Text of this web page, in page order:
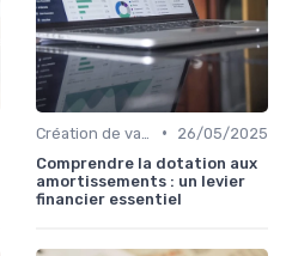
•
26/05/2025
Comprendre la dotation aux
amortissements : un levier
financier essentiel